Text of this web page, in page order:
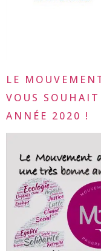
LE
VOUS
ANNÉE 2020 !